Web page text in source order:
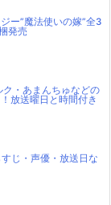
ー”魔法使いの嫁”全3
発売
ク・あまんちゅなどの
放送曜日と時間付き
じ・声優・放送日な